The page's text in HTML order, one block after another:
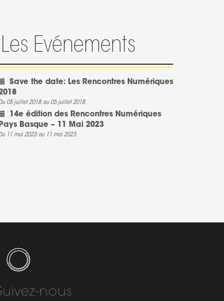
Les Evénements
Save the date: Les Rencontres Numériques
05 juillet 2018 au 05 juillet 2018.
14e édition des Rencontres Numériques
Basque – 11 Mai 2023
11 mai 2023 au 11 mai 2023.
nous